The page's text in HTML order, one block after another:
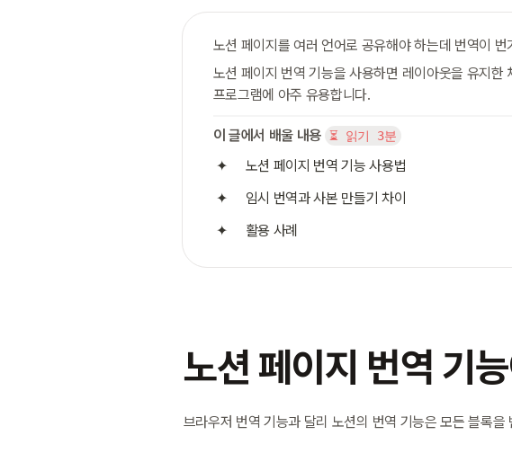
노션 페이지를 여러 언어로 공유해야 하는데 번역이 번
노션 페이지 번역 기능을 사용하면 레이아웃을 유지
프로그램에 아주 유용합니다.
이 글에서 배울 내용 ⏳ 읽기 3분
노션 페이지 번역 기능 사용법
임시 번역과 사본 만들기 차이
활용 사례
노션 페이지 번역 기
브라우저 번역 기능과 달리 노션의 번역 기능은 모든 블록